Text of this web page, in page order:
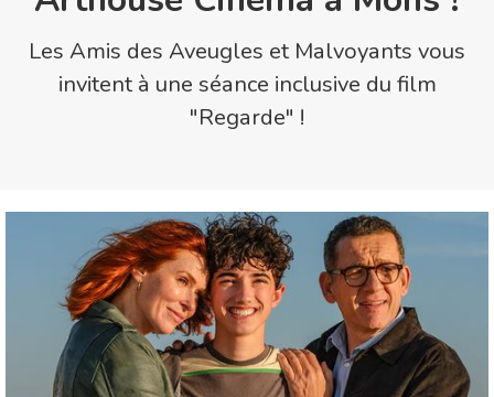
Les Amis des Aveugles et Malvoyants vous
invitent à une séance inclusive du film
"Regarde" !